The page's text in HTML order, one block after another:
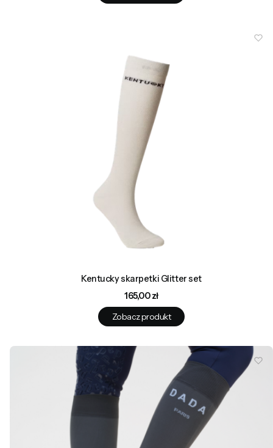
Kentucky skarpetki Glitter set
Cena
165,00 zł
Zobacz produkt